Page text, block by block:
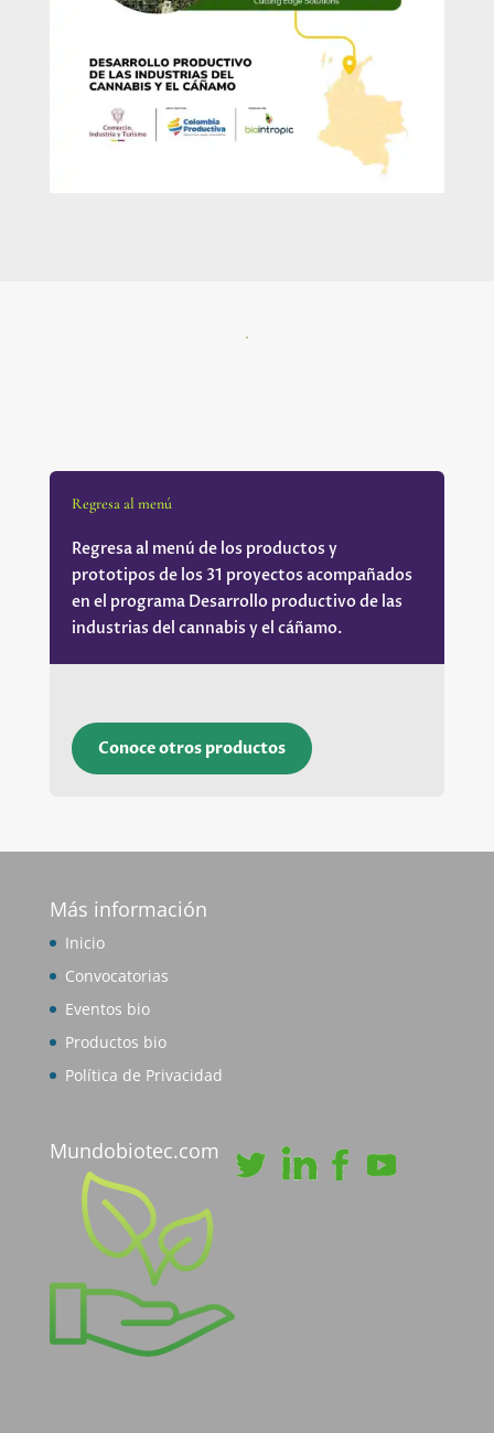
Regresa al menú
Regresa al menú de los productos y
prototipos de los 31 proyectos acompañados
en el programa Desarrollo productivo de las
industrias del cannabis y el cáñamo.
Conoce otros productos
Más información
Inicio
Convocatorias
Eventos bio
Productos bio
Política de Privacidad
Mundobiotec.com